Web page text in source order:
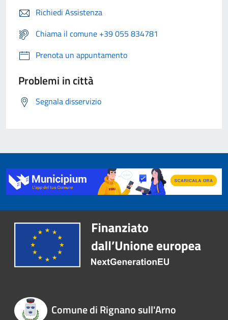
Richiedi Assistenza
Chiama il comune +39 055 834781
Prenota un appuntamento
Problemi in città
Segnala disservizio
Comune di Rignano sull'Arno